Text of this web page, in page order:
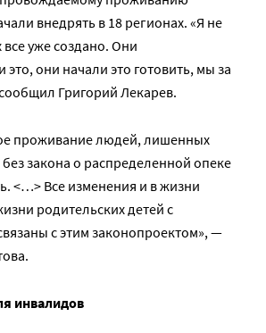
внедрять в 18 регионах. «Я не
все уже создано. Они
они начали это готовить, мы за
Григорий Лекарев.
проживание людей, лишенных
закона о распределенной опеке
<…> Все изменения и в жизни
родительских детей с
с этим законопроектом», —
инвалидов